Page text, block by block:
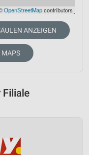
OpenStreetMapcontributors
ANZEIGEN
MAPS
Filiale